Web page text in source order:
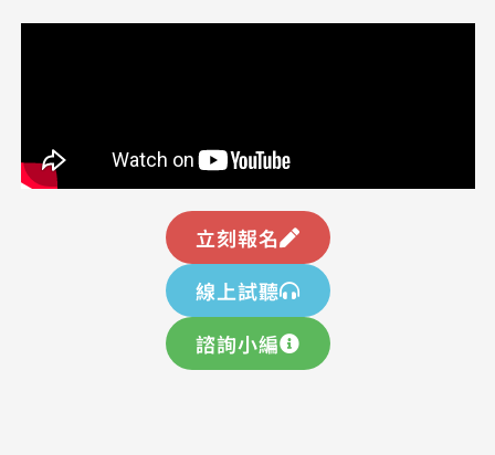
立刻報名
線上試聽
諮詢小編